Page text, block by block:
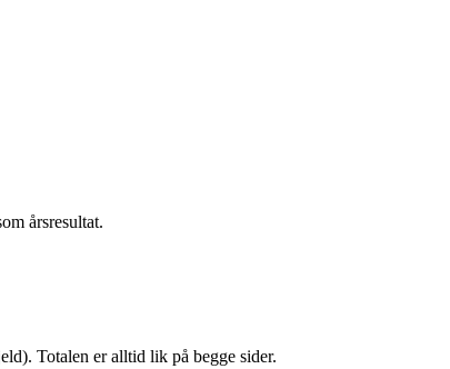
årsresultat.
Totalen er alltid lik på begge sider.